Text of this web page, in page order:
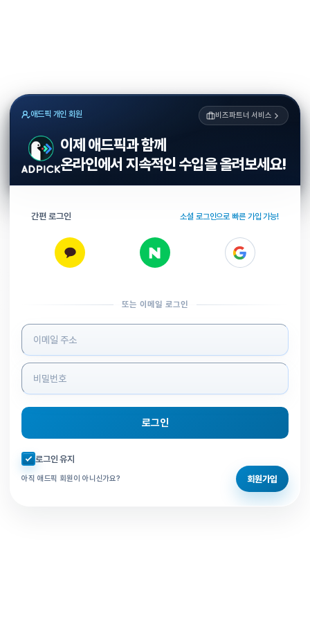
애드픽 개인 회원 비즈파트너 서비스
이제 애드픽과 함께
온라인에서 지속적인 수입을 올려보세요!
간편 로그인 소셜 로그인으로 빠른 가입 가능!
또는 이메일 로그인
로그인 정보 입력
로그인
자동로그인 체크
로그인 유지
아직 애드픽 회원이 아니신가요? 회원가입